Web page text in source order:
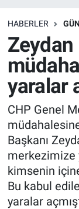
HABERLER
Zeydan
yaralar
CHP Genel
Başkanı
merkezimize
kimsenin
Bu kabul
yaralar